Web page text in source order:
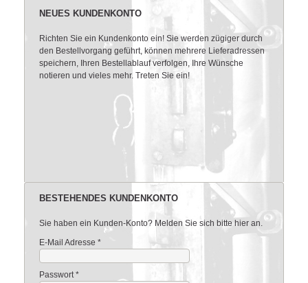
NEUES KUNDENKONTO
Richten Sie ein Kundenkonto ein! Sie werden zügiger durch
den Bestellvorgang geführt, können mehrere Lieferadressen
speichern, Ihren Bestellablauf verfolgen, Ihre Wünsche
notieren und vieles mehr. Treten Sie ein!
BESTEHENDES KUNDENKONTO
Sie haben ein Kunden-Konto? Melden Sie sich bitte hier an.
*
E-Mail Adresse
*
Passwort